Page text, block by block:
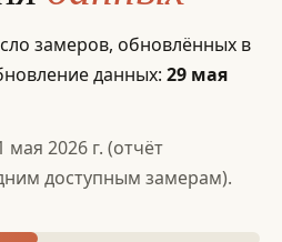
замеров, обновлённых в
данных: 29 мая
мая 2026 г. (отчёт
доступным замерам).